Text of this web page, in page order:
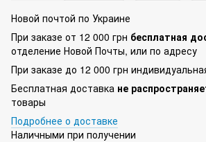
Новой почтой по Украине
При заказе от 12 000 грн бесплатная
отделение Новой Почты, или по адресу
При заказе до 12 000 грн
Бесплатная доставка не
товары
Подробнее о доставке
Наличными при получении